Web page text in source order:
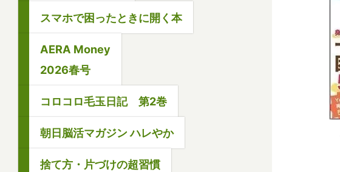
スマホで困ったときに開く本
AERA Money
2026春号
コロコロ毛玉日記 第2巻
朝日脳活マガジン ハレやか
捨て方・片づけの超習慣